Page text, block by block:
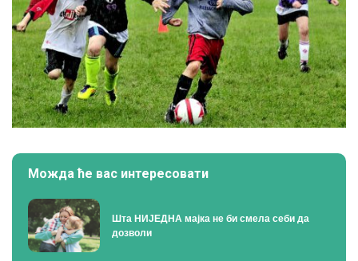
Можда ће вас интересовати
Шта НИЈЕДНА мајка не би смела себи да
дозволи